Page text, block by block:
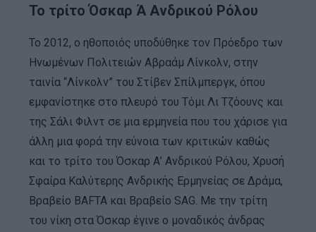
Το τρίτο Όσκαρ Ά Ανδρικού Ρόλου
Το 2012, ο ηθοποιός υποδύθηκε τον Πρόεδρο των
Ηνωμένων Πολιτειών Αβραάμ Λίνκολν, στην
ταινία “Λίνκολν” του Στίβεν Σπίλμπεργκ, όπου
εμφανίστηκε στο πλευρό του Τόμι Λι Τζόουνς και
της Σάλι Φιλντ σε μια ερμηνεία που του χάρισε για
άλλη μια φορά την εύνοια των κριτικών καθώς
και το τρίτο του Όσκαρ Α’ Ανδρικού Ρόλου, Χρυσή
Σφαίρα Καλύτερης Ανδρικής Ερμηνείας σε Δράμα,
Βραβείο BAFTA και Βραβείο SAG. Με την τρίτη
του νίκη στα Όσκαρ έγινε ο μοναδικός άνδρας